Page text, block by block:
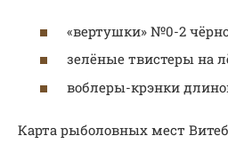
«вертушки» №0-2
зелёные твистеры на
воблеры-крэнки
Карта рыболовных мест